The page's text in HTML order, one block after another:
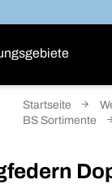
Startseite
BS Sortimente